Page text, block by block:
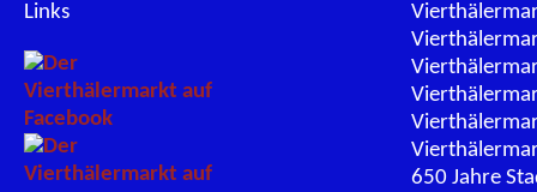
Links
650 Jahre